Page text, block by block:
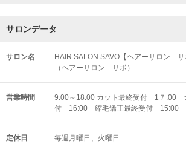
サロンデータ
サロン名
HAIR SALON SAVO【ヘアーサロン サ
（ヘアーサロン サボ）
営業時間
9:00～18:00 カット最終受付 1７:00
付 16:00 縮毛矯正最終受付 15:00
定休日 毎週月曜日、火曜日